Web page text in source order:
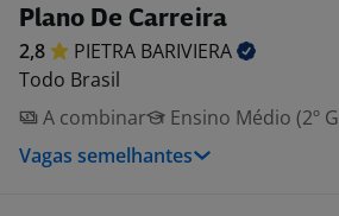
Plano De Carreira
2,8 PIETRA BARIVIERA
Todo Brasil
A combinar
Ensino Médio (2º
Vagas semelhantes